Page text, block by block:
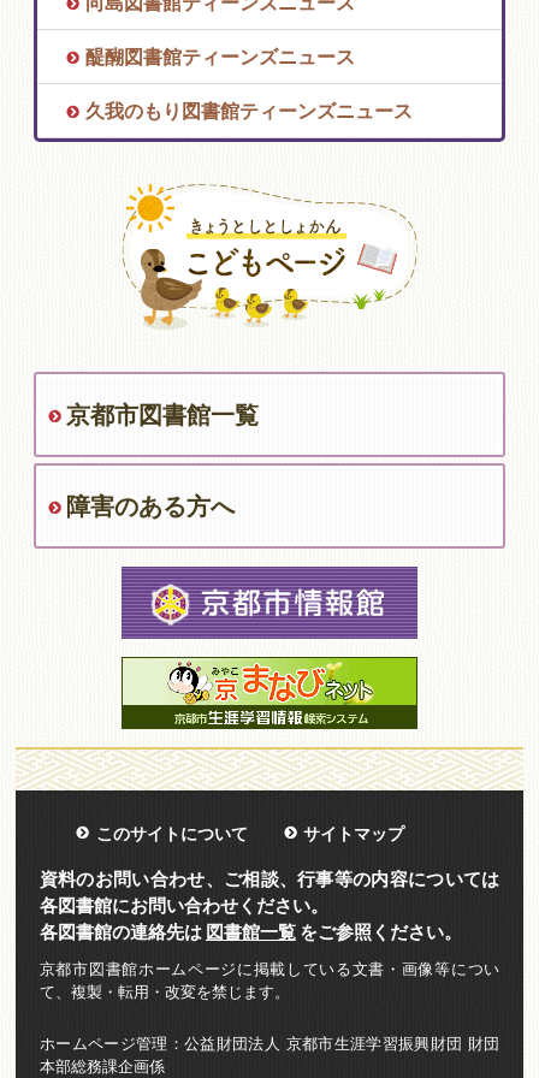
醍醐図書館ティーンズニュース
久我のもり図書館ティーンズニュース
京都市図書館一覧
障害のある方へ
このサイトについて サイトマップ
資料のお問い合わせ、ご相談、行事等の内容については
各図書館にお問い合わせください。
各図書館の連絡先は 図書館一覧をご参照ください。
京都市図書館ホームページに掲載している文書・画像等につい
て、複製・転用・改変を禁じます。
ホームページ管理：公益財団法人 京都市生涯学習振興財団 財団
本部総務課企画係